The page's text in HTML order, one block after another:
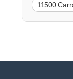
11500